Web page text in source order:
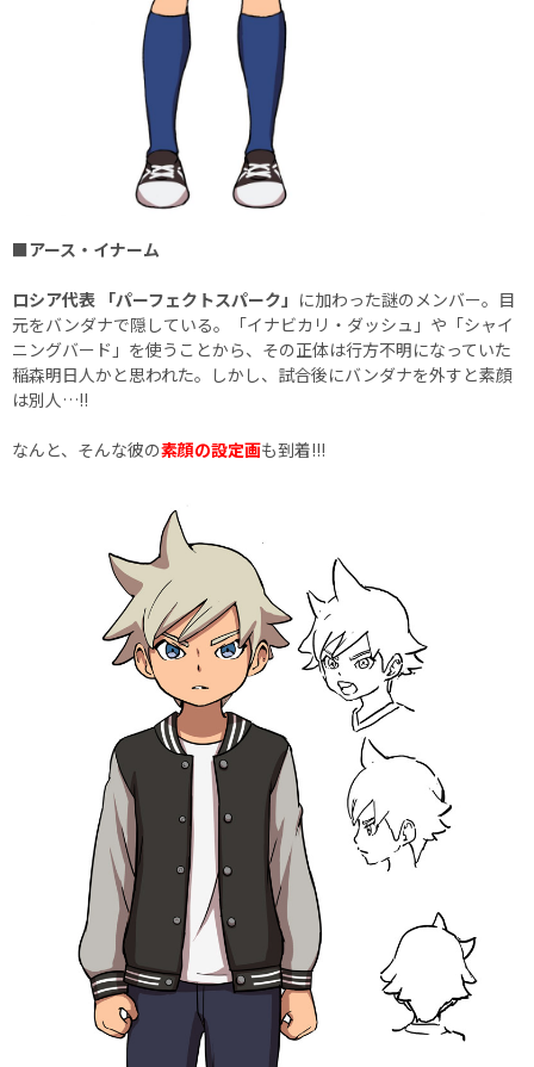
■アース・イナーム
ロシア代表 「パーフェクトスパーク」 に加わった謎のメンバー。目
元をバンダナで隠している。「イナビカリ・ダッシュ」や「シャイ
ニングバード」を使うことから、その正体は行方不明になっていた
稲森明日人かと思われた。しかし、試合後にバンダナを外すと素顔
は別人…!!
なんと、そんな彼の素顔の設定画も到着!!!